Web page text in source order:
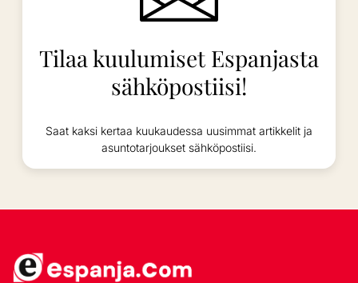
Tilaa kuulumiset Espanjasta
sähköpostiisi!
Saat kaksi kertaa kuukaudessa uusimmat artikkelit ja
asuntotarjoukset sähköpostiisi.